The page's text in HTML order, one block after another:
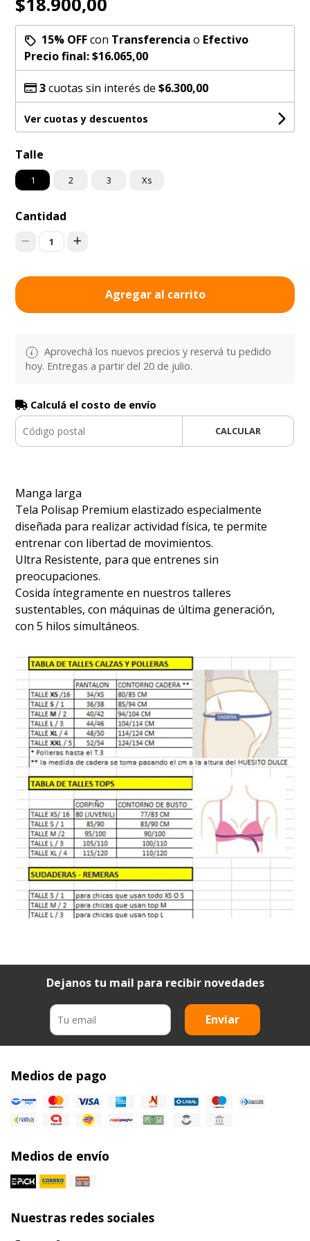
15% OFFcon Transferencia o Efectivo
Precio final:$16.065,00
3cuotas sin interés de$6.300,00
Ver cuotas y descuentos
Talle
1 2 3 Xs
Cantidad
1
Agregar al carrito
Aprovechá los nuevos precios y reservá tu pedido
hoy. Entregas a partir del 20 de julio.
Calculá el costo de envío
CALCULAR
Manga larga
Tela Polisap Premium elastizado especialmente
diseñada para realizar actividad física, te permite
entrenar con libertad de movimientos.
Ultra Resistente, para que entrenes sin
preocupaciones.
Cosida íntegramente en nuestros talleres
sustentables, con máquinas de última generación,
con 5 hilos simultáneos.
Dejanos tu mail para recibir novedades
Enviar
Medios de pago
Medios de envío
Nuestras redes sociales